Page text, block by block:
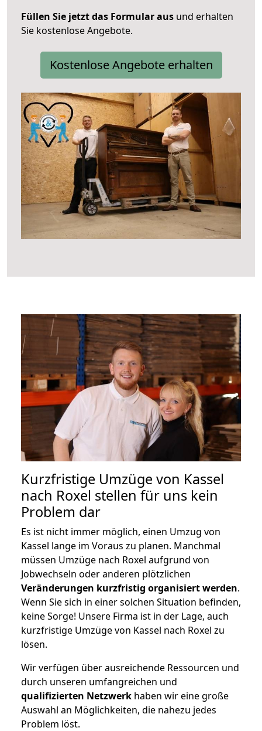
Füllen Sie jetzt das Formular aus und erhalten
Sie kostenlose Angebote.
Kostenlose Angebote erhalten
Kurzfristige Umzüge von Kassel
nach Roxel stellen für uns kein
Problem dar
Es ist nicht immer möglich, einen Umzug von
Kassel lange im Voraus zu planen. Manchmal
müssen Umzüge nach Roxel aufgrund von
Jobwechseln oder anderen plötzlichen
Veränderungen kurzfristig organisiert werden.
Wenn Sie sich in einer solchen Situation befinden,
keine Sorge! Unsere Firma ist in der Lage, auch
kurzfristige Umzüge von Kassel nach Roxel zu
lösen.
Wir verfügen über ausreichende Ressourcen und
durch unseren umfangreichen und
qualifizierten Netzwerk haben wir eine große
Auswahl an Möglichkeiten, die nahezu jedes
Problem löst.